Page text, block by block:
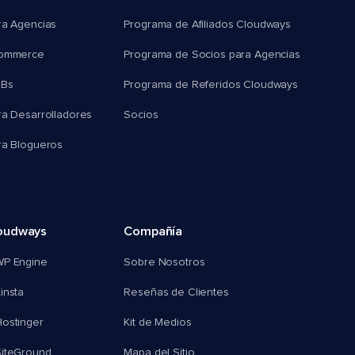
Agencias
Desarrolladores
Blogueros
Programa de Afiliados Cloudways
Programa de Socios para Agencias
Programa de Referidos Cloudways
Socios
Engine
Compañía
Sobre Nosotros
Reseñas de Clientes
Kit de Medios